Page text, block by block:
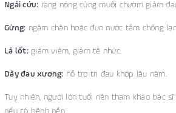
Ngải cứu: rang nóng cùng muối chườm giảm
Gừng: ngâm chân hoặc đun nước tắm chống
Lá lốt:giảm viêm, giảm tê nhức.
Dây đau xương: hỗ trợ trị đau khớp lâu năm.
Tuy nhiên, người lớn tuổi nên tham khảo bác
nếu có bệnh nền.